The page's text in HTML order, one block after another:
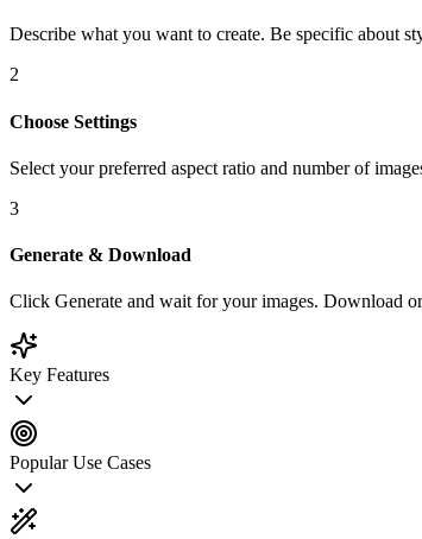
Describe what you want to create. Be specific about
2
Choose Settings
Select your preferred aspect ratio and number of
3
Generate & Download
Click Generate and wait for your images. Download
Key Features
Popular Use Cases